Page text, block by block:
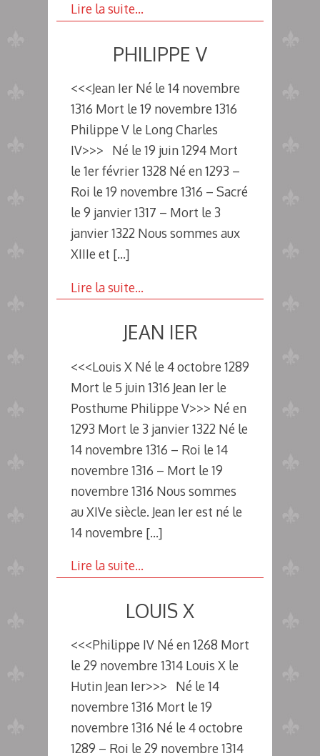
Lire la suite…
PHILIPPE V
<<<Jean Ier Né le 14 novembre
1316 Mort le 19 novembre 1316
Philippe V le Long Charles
IV>>> Né le 19 juin 1294 Mort
le 1er février 1328 Né en 1293 –
Roi le 19 novembre 1316 – Sacré
le 9 janvier 1317 – Mort le 3
janvier 1322 Nous sommes aux
XIIIe et […]
Lire la suite…
JEAN IER
<<<Louis X Né le 4 octobre 1289
Mort le 5 juin 1316 Jean Ier le
Posthume Philippe V>>> Né en
1293 Mort le 3 janvier 1322 Né le
14 novembre 1316 – Roi le 14
novembre 1316 – Mort le 19
novembre 1316 Nous sommes
au XIVe siècle. Jean Ier est né le
14 novembre […]
Lire la suite…
LOUIS X
<<<Philippe IV Né en 1268 Mort
le 29 novembre 1314 Louis X le
Hutin Jean Ier>>> Né le 14
novembre 1316 Mort le 19
novembre 1316 Né le 4 octobre
1289 – Roi le 29 novembre 1314